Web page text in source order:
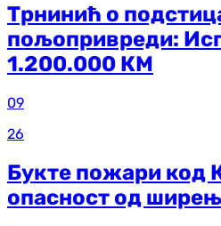
Трнинић о
пољопривреди:
1.200.000 КМ
09
26
Букте пожари код
опасност од